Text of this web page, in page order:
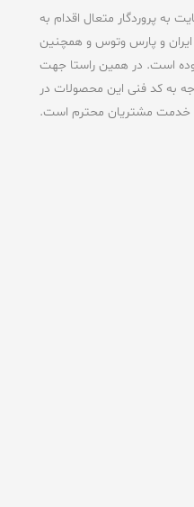
به پروردگار متعال اقدام به
و پارس وتوس و همچنین
است. در همین راستا جهت
به کد فنی این محصولات در
خدمت مشتریان محترم است.